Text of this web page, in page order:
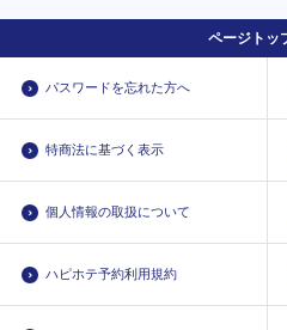
ページトッ
パスワードを忘れた方へ
特商法に基づく表示
個人情報の取扱について
ハピホテ予約利用規約